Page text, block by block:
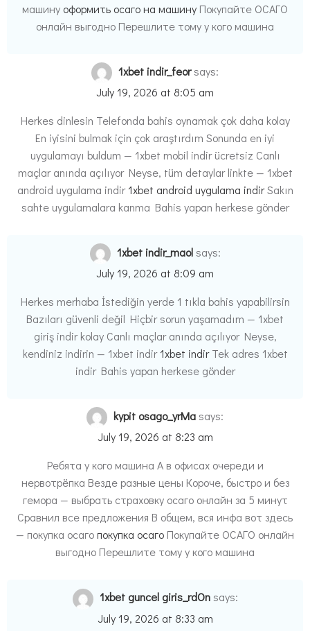
машину оформить осаго на машину Покупайте ОСАГО
онлайн выгодно Перешлите тому у кого машина
1xbet indir_feorsays:
July 19, 2026 at 8:05 am
Herkes dinlesin Telefonda bahis oynamak çok daha kolay
En iyisini bulmak için çok araştırdım Sonunda en iyi
uygulamayı buldum — 1xbet mobil indir ücretsiz Canlı
maçlar anında açılıyor Neyse, tüm detaylar linkte — 1xbet
android uygulama indir1xbet android uygulama indirSakın
sahte uygulamalara kanma Bahis yapan herkese gönder
1xbet indir_maol says:
July 19, 2026 at 8:09 am
Herkes merhaba İstediğin yerde 1 tıkla bahis yapabilirsin
Bazıları güvenli değil Hiçbir sorun yaşamadım — 1xbet
giriş indir kolay Canlı maçlar anında açılıyor Neyse,
kendiniz indirin — 1xbet indir1xbet indirTek adres 1xbet
indir Bahis yapan herkese gönder
kypit osago_yrMasays:
July 19, 2026 at 8:23 am
Ребята у кого машина А в офисах очереди и
нервотрёпка Везде разные цены Короче, быстро и без
гемора — выбрать страховку осаго онлайн за 5 минут
Сравнил все предложения В общем, вся инфа вот здесь
— покупка осагопокупка осаго Покупайте ОСАГО онлайн
выгодно Перешлите тому у кого машина
1xbet guncel giris_rdOn says:
July 19, 2026 at 8:33 am